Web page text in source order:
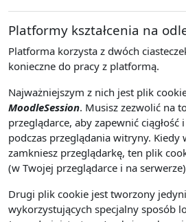
Platformy kształcenia na
Platforma korzysta z dwóch
konieczne do pracy z platformą.
Najważniejszym z nich jest plik
MoodleSession. Musisz zezwolić na
przeglądarce, aby zapewnić
podczas przeglądania witryny. Kiedy
zamkniesz przeglądarkę, ten plik
(w Twojej przeglądarce i na
Drugi plik cookie jest tworzony
wykorzystujących specjalny sposób